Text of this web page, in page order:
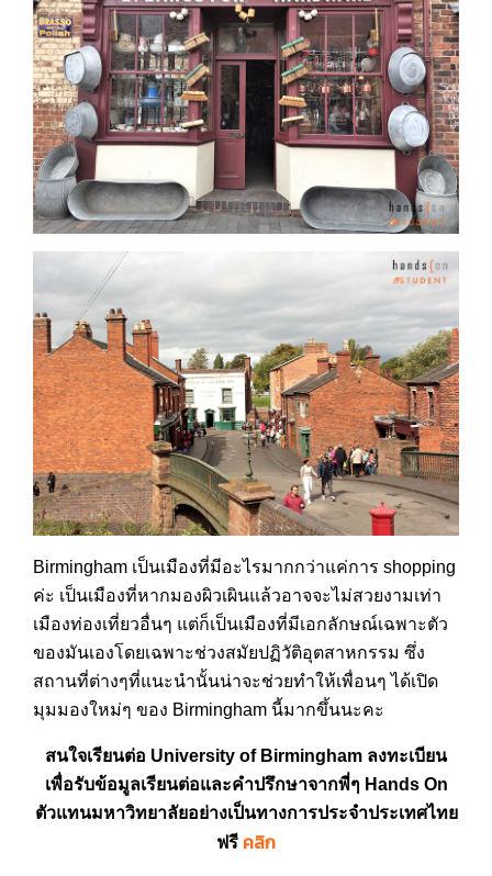
Birmingham เป็นเมืองที่มีอะไรมากกว่าแค่การ shopping
ค่ะ เป็นเมืองที่หากมองผิวเผินแล้วอาจจะไม่สวยงามเท่า
เมืองท่องเที่ยวอื่นๆ แต่ก็เป็นเมืองที่มีเอกลักษณ์เฉพาะตัว
ของมันเองโดยเฉพาะช่วงสมัยปฏิวัติอุตสาหกรรม ซึ่ง
สถานที่ต่างๆที่แนะนำนั้นน่าจะช่วยทำให้เพื่อนๆ ได้เปิด
มุมมองใหม่ๆ ของ Birmingham นี้มากขึ้นนะคะ
สนใจเรียนต่อ University of Birmingham ลงทะเบียน
เพื่อรับข้อมูลเรียนต่อและคำปรึกษาจากพี่ๆ Hands On
ตัวแทนมหาวิทยาลัยอย่างเป็นทางการประจำประเทศไทย
ฟรี คลิก